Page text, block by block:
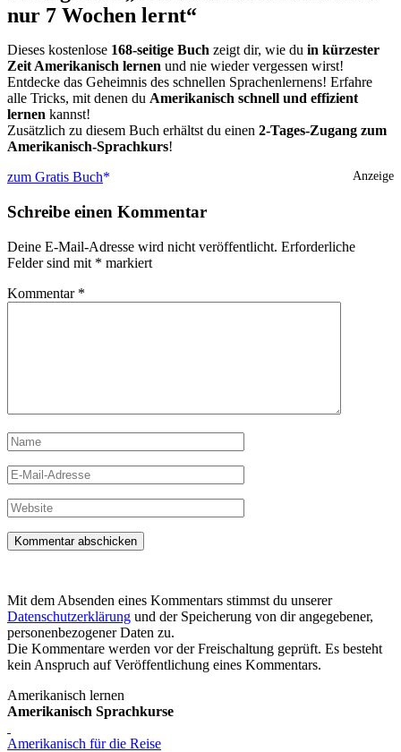
nur 7 Wochen lernt“
Dieses kostenlose 168-seitige Buch zeigt dir, wie du in kürzester
Zeit Amerikanisch lernen und nie wieder vergessen wirst!
Entdecke das Geheimnis des schnellen Sprachenlernens! Erfahre
alle Tricks, mit denen du Amerikanisch schnell und effizient
lernen kannst!
Zusätzlich zu diesem Buch erhältst du einen 2-Tages-Zugang zum
Amerikanisch-Sprachkurs!
Anzeige
zum Gratis Buch
Schreibe einen Kommentar
Deine E-Mail-Adresse wird nicht veröffentlicht. Erforderliche
Felder sind mit * markiert
Kommentar *
Name
E-
Mail-
Adresse
Website
Mit dem Absenden eines Kommentars stimmst du unserer
Datenschutzerklärung und der Speicherung von dir angegebener,
personenbezogener Daten zu.
Die Kommentare werden vor der Freischaltung geprüft. Es besteht
kein Anspruch auf Veröffentlichung eines Kommentars.
Amerikanisch lernen
Amerikanisch Sprachkurse
Amerikanisch für die Reise